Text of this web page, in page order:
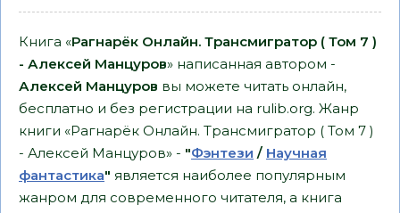
Книга «Рагнарёк Онлайн. Трансмигратор ( Том 7 )
- Алексей Манцуров» написанная автором -
Алексей Манцуров вы можете читать онлайн,
бесплатно и без регистрации на rulib.org. Жанр
книги «Рагнарёк Онлайн. Трансмигратор ( Том 7 )
- Алексей Манцуров» - "Фэнтези / Научная
фантастика" является наиболее популярным
жанром для современного читателя, а книга